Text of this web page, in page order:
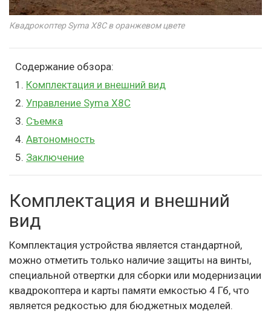
Квадрокоптер Syma X8C в оранжевом цвете
Содержание обзора:
1. Комплектация и внешний вид
2. Управление Syma X8C
3. Съемка
4. Автономность
5. Заключение
Комплектация и внешний
вид
Комплектация устройства является стандартной,
можно отметить только наличие защиты на винты,
специальной отвертки для сборки или модернизации
квадрокоптера и карты памяти емкостью 4 Гб, что
является редкостью для бюджетных моделей.